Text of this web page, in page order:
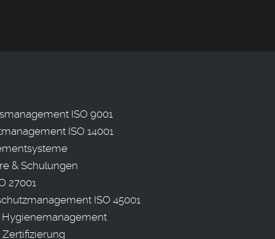
ISO 9001
ISO 14001
& Schulungen
27001
ISO 45001
Hygienemanagement
Zertifizierung